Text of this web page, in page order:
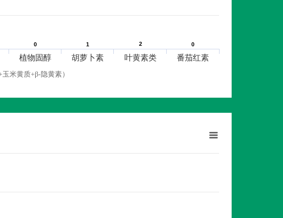
米黄质+β-隐黄素）
0
0 1
1 2
2 0
0
植物固醇 胡萝卜素 叶黄素类 番茄红素